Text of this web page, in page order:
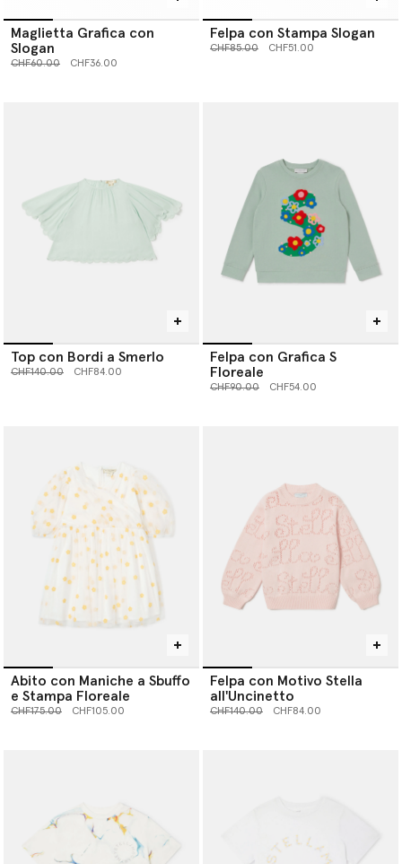
Maglietta Grafica con
Slogan
Prezzo ridotto da
CHF60.00a CHF36.00
Felpa con Stampa Slogan
Prezzo ridotto da
CHF85.00a CHF51.00
Top con Bordi a Smerlo
Prezzo ridotto da
CHF140.00a CHF84.00
Felpa con Grafica S
Floreale
Prezzo ridotto da
CHF90.00a CHF54.00
Abito con Maniche a Sbuffo
e Stampa Floreale
Prezzo ridotto da
CHF175.00a CHF105.00
Felpa con Motivo Stella
all'Uncinetto
Prezzo ridotto da
CHF140.00a CHF84.00